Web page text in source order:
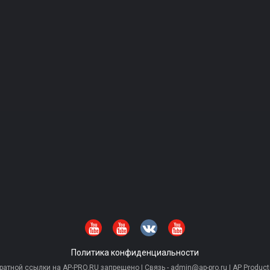
Политика конфиденциальности
ссылки на AP-PRO.RU запрещено | Связь - admin@ap-pro.ru | AP